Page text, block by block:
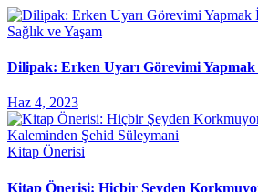
Sağlık ve Yaşam
Dilipak: Erken Uyarı Görevimi
Haz 4, 2023
Kitap Önerisi
Kitap Önerisi: Hiçbir Şeyden